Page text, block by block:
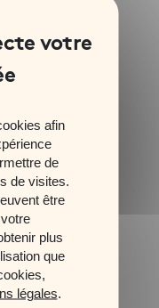
afin
de
de visites.
être
plus
que
légales